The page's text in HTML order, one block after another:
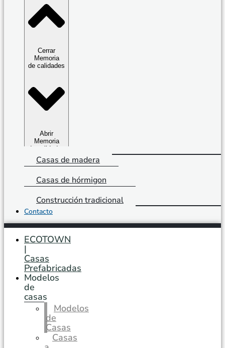
Cerrar
Memoria
de calidades
Abrir
Memoria
de calidades
Casas de madera
Casas de hórmigon
Construcción tradicional
Contacto
ECOTOWN
|
Casas
Prefabricadas
Modelos
de
casas
Modelos
de
Casas
Casas